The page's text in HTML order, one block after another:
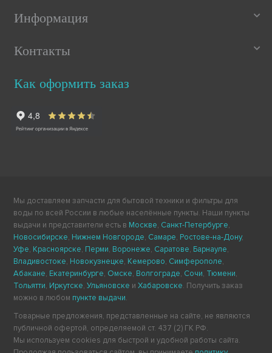
Информация
Контакты
Как оформить заказ
Мы доставляем запчасти для бытовой техники и фильтры для
воды по всей России в любые населённые пункты. Наши пункты
выдачи и представители есть в Москве, Санкт-Петербурге,
Новосибирске, Нижнем Новгороде, Самаре, Ростове-на-Дону,
Уфе, Красноярске, Перми, Воронеже, Саратове, Барнауле,
Владивостоке, Новокузнецке, Кемерово, Симферополе,
Абакане, Екатеринбурге, Омске, Волгограде, Сочи, Тюмени,
Тольятти, Иркутске,Ульяновске иХабаровске. Получить заказ
можно в любом пункте выдачи.
Товарные предложения, представленные на сайте, не являются
публичной офертой, определяемой ст. 437 (2) ГК РФ.
Мы используем cookies для быстрой и удобной работы сайта.